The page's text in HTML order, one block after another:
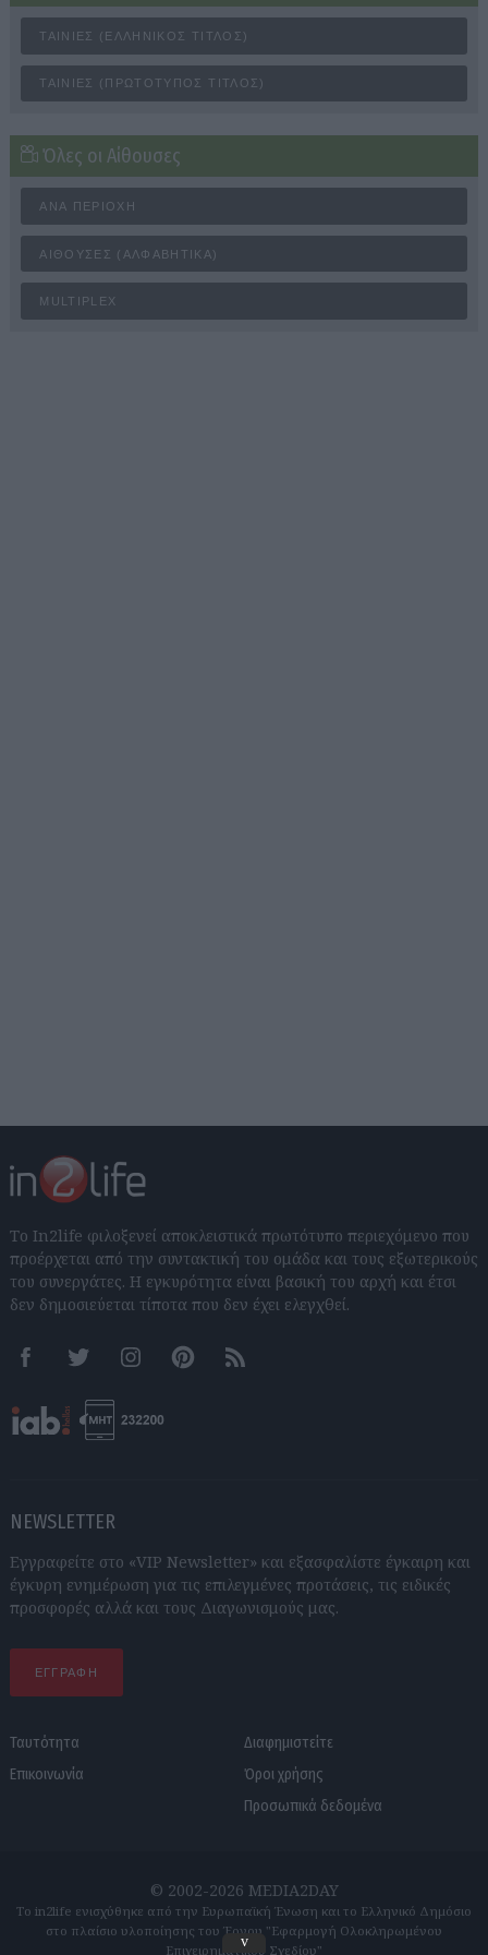
ΤΑΙΝΊΕΣ (ΕΛΛΗΝΙΚΌΣ ΤΊΤΛΟΣ)
ΤΑΙΝΊΕΣ (ΠΡΩΤΌΤΥΠΟΣ ΤΊΤΛΟΣ)
Όλες οι Αίθουσες
ΑΝΆ ΠΕΡΙΟΧΉ
ΑΊΘΟΥΣΕΣ (ΑΛΦΑΒΗΤΙΚΆ)
MULTIPLEX
Το In2life φιλοξενεί αποκλειστικά πρωτότυπο περιεχόμενο που
προέρχεται από την συντακτική του ομάδα και τους εξωτερικούς
του συνεργάτες. Η εγκυρότητα είναι βασική του αρχή και έτσι
δεν δημοσιεύεται τίποτα που δεν έχει ελεγχθεί.
FacebookTwitter InstagramPinterestRSS feeds
NEWSLETTER
Εγγραφείτε στο «VIP Newsletter» και εξασφαλίστε έγκαιρη και
έγκυρη ενημέρωση για τις επιλεγμένες προτάσεις, τις ειδικές
προσφορές αλλά και τους Διαγωνισμούς μας.
ΕΓΓΡΑΦΗ
Ταυτότητα
Επικοινωνία
Διαφημιστείτε
Όροι χρήσης
Προσωπικά δεδομένα
© 2002-2026 MEDIA2DAY
Το in2life ενισχύθηκε από την Ευρωπαϊκή Ένωση και το Ελληνικό Δημόσιο
στο πλαίσιο υλοποίησης του Έργου "Εφαρμογή Ολοκληρωμένου
Επιχειρηματικού Σχεδίου"
v